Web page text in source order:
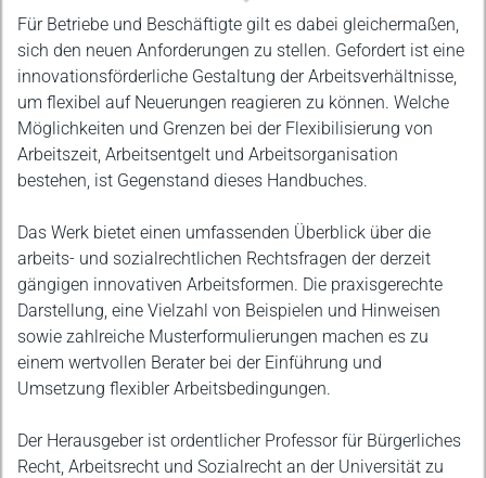
Beschreibung
Für Betriebe und Beschäftigte gilt es dabei gleichermaßen,
sich den neuen Anforderungen zu stellen. Gefordert ist eine
innovationsförderliche Gestaltung der Arbeitsverhältnisse,
um flexibel auf Neuerungen reagieren zu können. Welche
Möglichkeiten und Grenzen bei der Flexibilisierung von
Arbeitszeit, Arbeitsentgelt und Arbeitsorganisation
bestehen, ist Gegenstand dieses Handbuches.
Das Werk bietet einen umfassenden Überblick über die
arbeits- und sozialrechtlichen Rechtsfragen der derzeit
gängigen innovativen Arbeitsformen. Die praxisgerechte
Darstellung, eine Vielzahl von Beispielen und Hinweisen
sowie zahlreiche Musterformulierungen machen es zu
einem wertvollen Berater bei der Einführung und
Umsetzung flexibler Arbeitsbedingungen.
Der Herausgeber ist ordentlicher Professor für Bürgerliches
Recht, Arbeitsrecht und Sozialrecht an der Universität zu